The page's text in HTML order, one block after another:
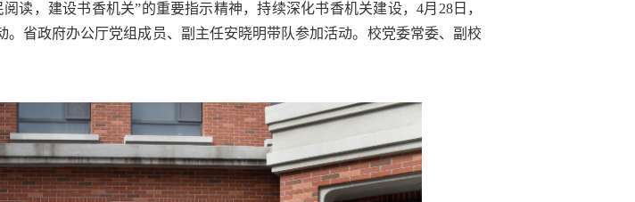
读，建设书香机关”的重要指示精神，持续深化书香机关建设，4月28日，
省政府办公厅党组成员、副主任安晓明带队参加活动。校党委常委、副校